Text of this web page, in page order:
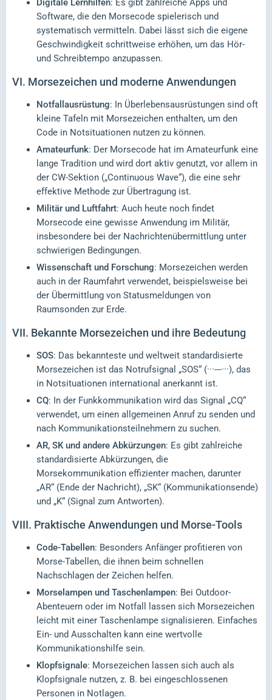
Digitale Lernhilfen: Es gibt zahlreiche Apps und
Software, die den Morsecode spielerisch und
systematisch vermitteln. Dabei lässt sich die eigene
Geschwindigkeit schrittweise erhöhen, um das Hör-
und Schreibtempo anzupassen.
VI. Morsezeichen und moderne Anwendungen
Notfallausrüstung: In Überlebensausrüstungen sind oft
kleine Tafeln mit Morsezeichen enthalten, um den
Code in Notsituationen nutzen zu können.
Amateurfunk: Der Morsecode hat im Amateurfunk eine
lange Tradition und wird dort aktiv genutzt, vor allem in
der CW-Sektion („Continuous Wave“), die eine sehr
effektive Methode zur Übertragung ist.
Militär und Luftfahrt: Auch heute noch findet
Morsecode eine gewisse Anwendung im Militär,
insbesondere bei der Nachrichtenübermittlung unter
schwierigen Bedingungen.
Wissenschaft und Forschung: Morsezeichen werden
auch in der Raumfahrt verwendet, beispielsweise bei
der Übermittlung von Statusmeldungen von
Raumsonden zur Erde.
VII. Bekannte Morsezeichen und ihre Bedeutung
SOS: Das bekannteste und weltweit standardisierte
Morsezeichen ist das Notrufsignal „SOS“ (···---···), das
in Notsituationen international anerkannt ist.
CQ: In der Funkkommunikation wird das Signal „CQ“
verwendet, um einen allgemeinen Anruf zu senden und
nach Kommunikationsteilnehmern zu suchen.
AR, SK und andere Abkürzungen: Es gibt zahlreiche
standardisierte Abkürzungen, die
Morsekommunikation effizienter machen, darunter
„AR“ (Ende der Nachricht), „SK“ (Kommunikationsende)
und „K“ (Signal zum Antworten).
VIII. Praktische Anwendungen und Morse-Tools
Code-Tabellen: Besonders Anfänger profitieren von
Morse-Tabellen, die ihnen beim schnellen
Nachschlagen der Zeichen helfen.
Morselampen und Taschenlampen: Bei Outdoor-
Abenteuern oder im Notfall lassen sich Morsezeichen
leicht mit einer Taschenlampe signalisieren. Einfaches
Ein- und Ausschalten kann eine wertvolle
Kommunikationshilfe sein.
Klopfsignale: Morsezeichen lassen sich auch als
Klopfsignale nutzen, z. B. bei eingeschlossenen
Personen in Notlagen.